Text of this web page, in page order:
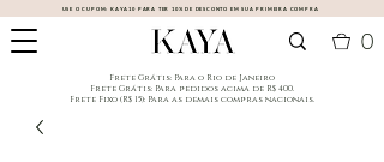
0
USE O CUPOM:KAYA10PARA TER 10% DE DESCONTO EM SUA PRIMEIRA COMPRA
​Frete Grátis: Para o Rio de Janeiro
​Frete Grátis: Para pedidos acima de R$ 400.
Frete Fixo (R$ 15): Para as demais compras nacionais.